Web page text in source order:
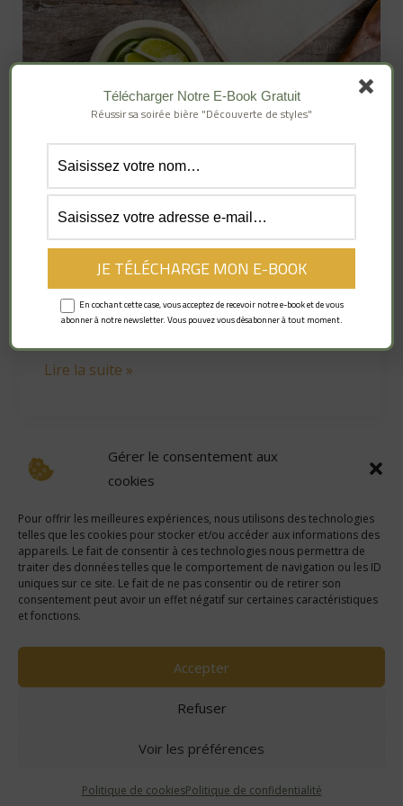
Gérer le consentement aux
cookies
Pour offrir les meilleures expériences, nous utilisons des technologies
telles que les cookies pour stocker et/ou accéder aux informations des
appareils. Le fait de consentir à ces technologies nous permettra de
traiter des données telles que le comportement de navigation ou les ID
uniques sur ce site. Le fait de ne pas consentir ou de retirer son
consentement peut avoir un effet négatif sur certaines caractéristiques
et fonctions.
Accepter
Refuser
Voir les préférences
Politique de cookiesPolitique de confidentialité
Faire une Ginger Beer
maison
DIY
La Ginger Beer, aussi appelée bière de
gingembre en français, est une boisson
gazeuse non alcoolisée, au goût très
prononcé de gingembre, particulièrement
désaltérante et épicée.
Lire la suite »
Avertissement :Certains des liens sur ce site sont des liens d’affiliation, ce qui signifie que si
vous cliquez sur l’un des liens et achetez un article, nous sommes susceptibles de recevoir une
commission. Cependant, toutes les opinions sont les nôtres.
L'abus d'alcool est dangeureux pour la santé, à consommer avec modération.
Politique de confidentialité
Politique de cookies (UE)
Télécharger Notre E-Book Gratuit
Réussir sa soirée bière "Découverte de styles"
En cochant cette case, vous acceptez de recevoir notre e-book et de vous
abonner à notre newsletter. Vous pouvez vous désabonner à tout moment.